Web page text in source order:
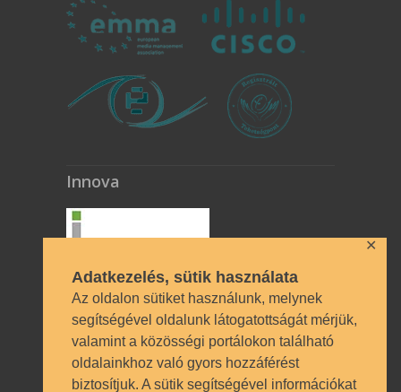
Adatkezelés, sütik használata
Az oldalon sütiket használunk, melynek
segítségével oldalunk látogatottságát mérjük,
valamint a közösségi portálokon található
oldalainkhoz való gyors hozzáférést
biztosítjuk. A sütik segítségével információkat
✕
Innova
Technikai azonosítók